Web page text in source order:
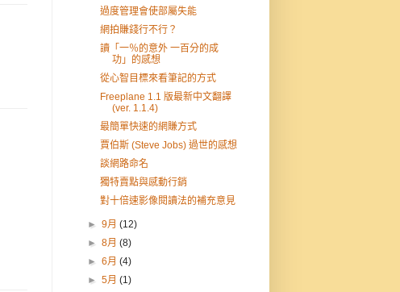
過度管理會使部屬失能
網拍賺錢行不行？
讀「一％的意外 一百分的成
功」的感想
從心智目標來看筆記的方式
Freeplane 1.1 版最新中文翻譯
(ver. 1.1.4)
最簡單快速的網賺方式
賈伯斯 (Steve Jobs) 過世的感想
談網路命名
獨特賣點與感動行銷
對十倍速影像閱讀法的補充意見
►9月(12)
►8月(8)
►6月(4)
►5月(1)